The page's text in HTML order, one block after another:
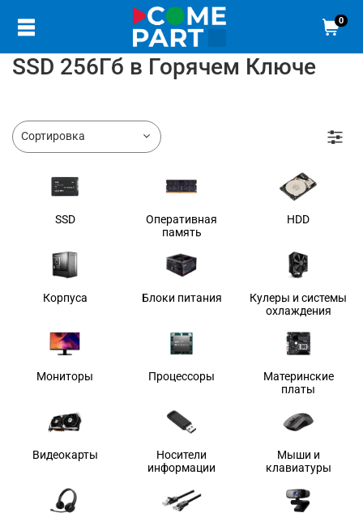
0
SSD 256Гб в Горячем Ключе
SSD
Оперативная
память
HDD
Корпуса Блоки питания
Кулеры и системы
охлаждения
Мониторы Процессоры
Материнские
платы
Видеокарты
Носители
информации
Мыши и
клавиатуры